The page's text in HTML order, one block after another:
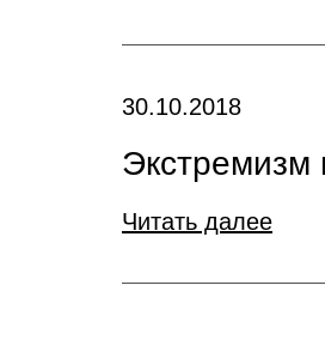
30.10.2018
Экстремизм
Читать далее